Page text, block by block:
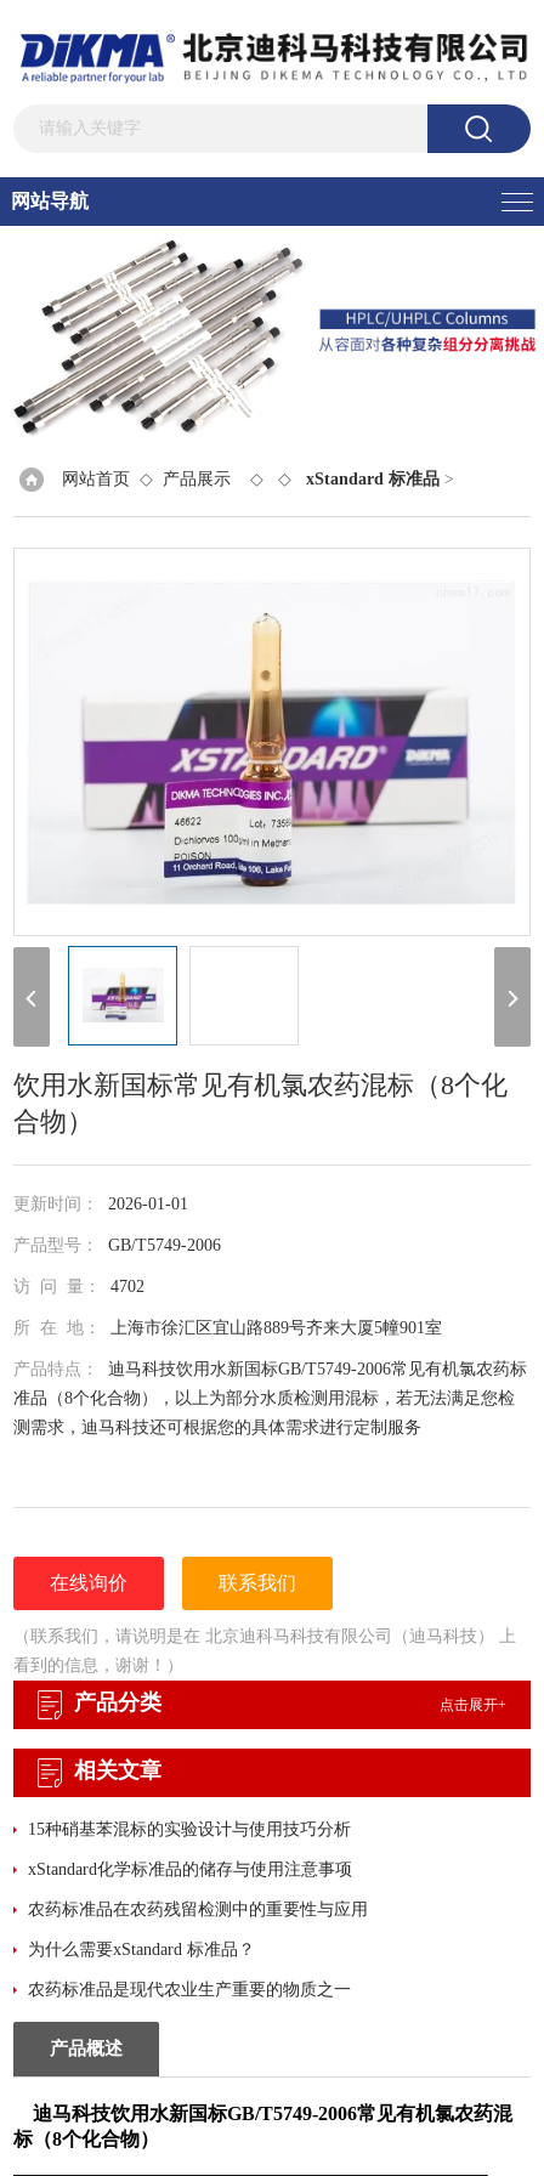
网站导航
网站首页 ◇ 产品展示 ◇ ◇xStandard 标准品 >
GB/T5749-2006饮用水新国标常见有机氯农药混标（8个化合物）
饮用水新国标常见有机氯农药混标（8个化
合物）
更新时间：2026-01-01
产品型号：GB/T5749-2006
访 问 量：4702
所 在 地：上海市徐汇区宜山路889号齐来大厦5幢901室
产品特点：迪马科技饮用水新国标GB/T5749-2006常见有机氯农药标
准品（8个化合物），以上为部分水质检测用混标，若无法满足您检
测需求，迪马科技还可根据您的具体需求进行定制服务
在线询价 联系我们
（联系我们，请说明是在 北京迪科马科技有限公司（迪马科技） 上
看到的信息，谢谢！）
产品分类 点击展开+
相关文章
15种硝基苯混标的实验设计与使用技巧分析
xStandard化学标准品的储存与使用注意事项
农药标准品在农药残留检测中的重要性与应用
为什么需要xStandard 标准品？
农药标准品是现代农业生产重要的物质之一
产品概述
迪马科技饮用水新国标GB/T5749-2006常见有机氯农药混
标（8个化合物）